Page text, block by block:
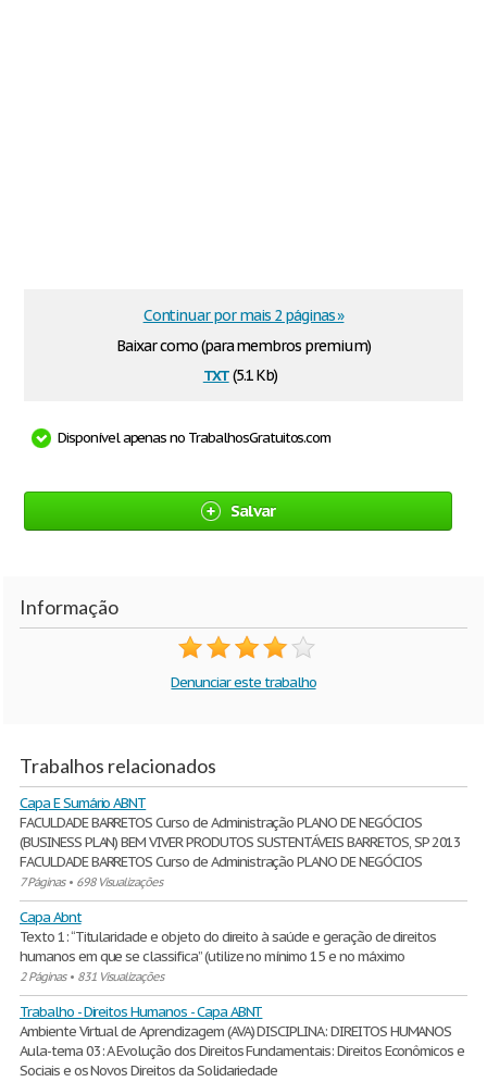
Baixar como (para membros premium)
txt(5.1 Kb)
Continuar por mais 2 páginas »
Disponível apenas no TrabalhosGratuitos.com
Salvar
Informação
Denunciar este trabalho
Trabalhos relacionados
Capa E Sumário ABNT
FACULDADE BARRETOS Curso de Administração PLANO DE NEGÓCIOS
(BUSINESS PLAN) BEM VIVER PRODUTOS SUSTENTÁVEIS BARRETOS, SP 2013
FACULDADE BARRETOS Curso de Administração PLANO DE NEGÓCIOS
7 Páginas• 698 Visualizações
Capa Abnt
Texto 1: “Titularidade e objeto do direito à saúde e geração de direitos
humanos em que se classifica” (utilize no mínimo 15 e no máximo
2 Páginas• 831 Visualizações
Trabalho - Direitos Humanos - Capa ABNT
Ambiente Virtual de Aprendizagem (AVA) DISCIPLINA: DIREITOS HUMANOS
Aula-tema 03: A Evolução dos Direitos Fundamentais: Direitos Econômicos e
Sociais e os Novos Direitos da Solidariedade